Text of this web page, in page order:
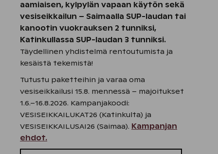
aamiaisen, kylpylän vapaan käytön sekä
vesiseikkailun – Saimaalla SUP-laudan tai
kanootin vuokrauksen 2 tunniksi,
Katinkullassa SUP-laudan 3 tunniksi.
Täydellinen yhdistelmä rentoutumista ja
kesäistä tekemistä!
Tutustu paketteihin ja varaa oma
vesiseikkailusi 15.8. mennessä – majoitukset
1.6.–16.8.2026. Kampanjakoodi:
VESISEIKKAILUKAT26 (Katinkulta) ja
VESISEIKKAILUSAI26 (Saimaa). Kampanjan
ehdot.